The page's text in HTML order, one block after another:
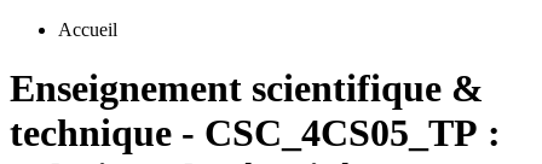
Accueil
Enseignement scientifique &
technique - CSC_4CS05_TP :